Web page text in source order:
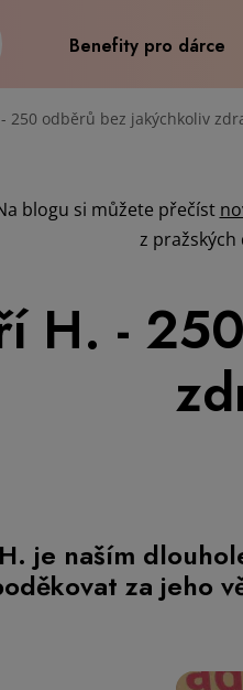
Benefity pro dárce
- 250 odběrů bez jakýchkoliv
blogu si můžete přečíst
z
H. -
je naším
za jeho